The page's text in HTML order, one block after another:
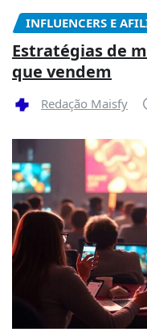
INFLUENCERS E
Estratégias de
que vendem
Redação Maisfy